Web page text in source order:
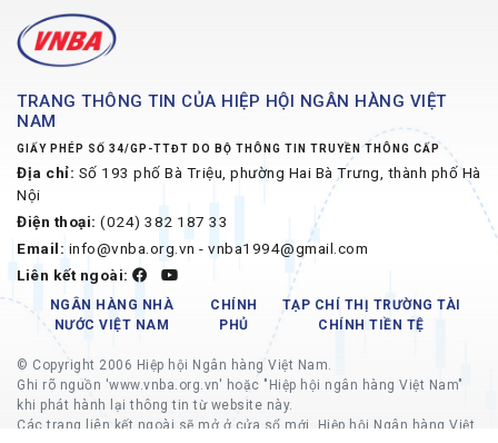
TRANG THÔNG TIN CỦA HIỆP HỘI NGÂN HÀNG VIỆT
NAM
GIẤY PHÉP SỐ 34/GP-TTĐT DO BỘ THÔNG TIN TRUYỀN THÔNG CẤP
Địa chỉ: Số 193 phố Bà Triệu, phường Hai Bà Trưng, thành phố Hà
Nội
Điện thoại: (024) 382 187 33
Email: info@vnba.org.vn - vnba1994@gmail.com
Liên kết ngoài:
NGÂN HÀNG NHÀ
NƯỚC VIỆT NAM
CHÍNH
PHỦ
TẠP CHÍ THỊ TRƯỜNG TÀI
CHÍNH TIỀN TỆ
© Copyright 2006 Hiệp hội Ngân hàng Việt Nam.
Ghi rõ nguồn 'www.vnba.org.vn' hoặc "Hiệp hội ngân hàng Việt Nam"
khi phát hành lại thông tin từ website này.
Các trang liên kết ngoài sẽ mở ở cửa sổ mới, Hiệp hội Ngân hàng Việt